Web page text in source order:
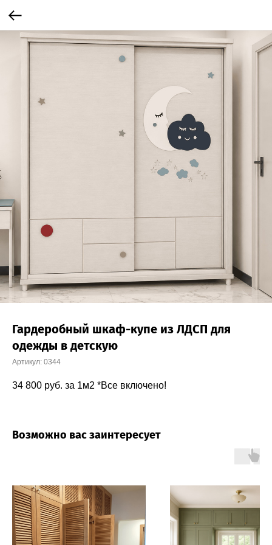
Гардеробный шкаф-купе из ЛДСП для
одежды в детскую
Артикул: 0344
34 800 руб. за 1м2 *Все включено!
Возможно вас заинтересует